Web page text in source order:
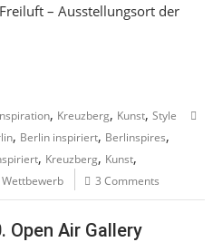
– Ausstellungsort der
, Kreuzberg, Kunst,Style
, Berlin inspiriert, Berlinspires,
, Kreuzberg, Kunst,
Wettbewerb 3 Comments
Open Air Gallery